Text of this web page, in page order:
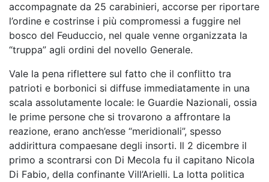
accompagnate da 25 carabinieri, accorse per riportare
l’ordine e costrinse i più compromessi a fuggire nel
bosco del Feuduccio, nel quale venne organizzata la
“truppa” agli ordini del novello Generale.
Vale la pena riflettere sul fatto che il conflitto tra
patrioti e borbonici si diffuse immediatamente in una
scala assolutamente locale: le Guardie Nazionali, ossia
le prime persone che si trovarono a affrontare la
reazione, erano anch’esse “meridionali”, spesso
addirittura compaesane degli insorti. Il 2 dicembre il
primo a scontrarsi con Di Mecola fu il capitano Nicola
Di Fabio, della confinante Vill’Arielli. La lotta politica